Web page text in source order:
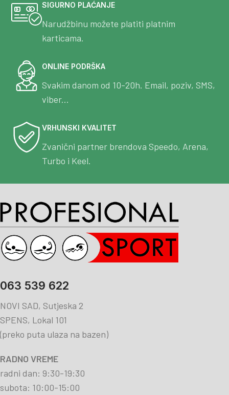
SIGURNO PLAĆANJE
Narudžbinu možete platiti platnim
karticama.
ONLINE PODRŠKA
Svakim danom od 10-20h. Email, poziv, SMS,
viber...
VRHUNSKI KVALITET
Zvanični partner brendova Speedo, Arena,
Turbo i Keel.
063 539 622
NOVI SAD, Sutjeska 2
SPENS, Lokal 101
(preko puta ulaza na bazen)
RADNO VREME
radni dan: 9:30-19:30
subota: 10:00-15:00